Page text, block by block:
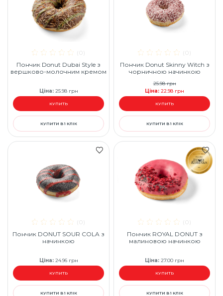
(0)
Пончик Donut Dubai Style з
вершково-молочним кремом
Ціна:25.98 грн
КУПИТЬ
КУПИТИ В 1 КЛІК
(0)
Пончик Donut Skinny Witch з
чорничною начинкою
25.98грн
Ціна: 22.98 грн
КУПИТЬ
КУПИТИ В 1 КЛІК
(0)
Пончик DONUT SOUR COLA з
начинкою
Ціна:24.96 грн
КУПИТЬ
КУПИТИ В 1 КЛІК
(0)
Пончик ROYAL DONUT з
малиновою начинкою
Ціна: 27.00 грн
КУПИТЬ
КУПИТИ В 1 КЛІК